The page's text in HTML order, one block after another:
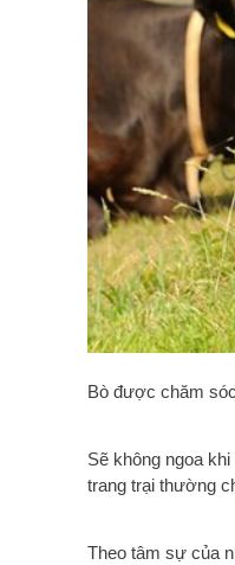
Bò được chăm
Sẽ không ngoa
trang trại thường
Theo tâm sự của